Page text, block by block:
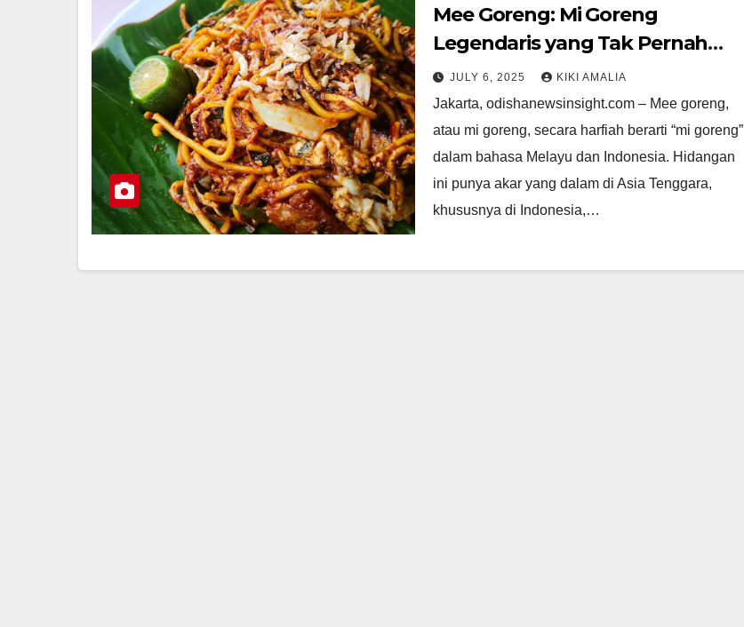
Mee Goreng: Mi Goreng
Legendaris yang Tak Pernah
Lekang
JULY 6, 2025 KIKI AMALIA
Jakarta, odishanewsinsight.com – Mee goreng,
atau mi goreng, secara harfiah berarti “mi goreng”
dalam bahasa Melayu dan Indonesia. Hidangan
ini punya akar yang dalam di Asia Tenggara,
khususnya di Indonesia,…